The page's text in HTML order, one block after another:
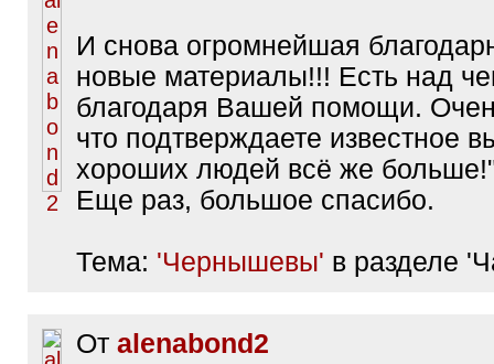
И снова огромнейшая
новые материалы!!! Есть над
благодаря Вашей помощи.
что подтверждаете известное
хороших людей всё же
Еще раз, большое спасибо.
Тема: 'Чернышевы' в разделе
От alenabond2